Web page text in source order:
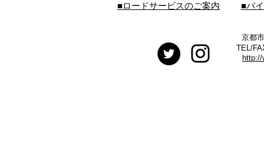
■ロードサービスのご案内 ■バ
京都
TEL/